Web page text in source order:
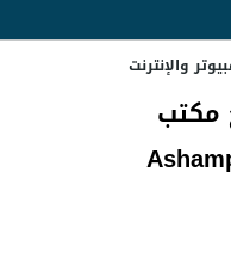
والإنترنت
مكتب